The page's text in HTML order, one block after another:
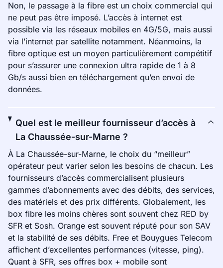
Non, le passage à la fibre est un choix commercial qui
ne peut pas être imposé. L’accès à internet est
possible via les réseaux mobiles en 4G/5G, mais aussi
via l’internet par satellite notamment. Néanmoins, la
fibre optique est un moyen particulièrement compétitif
pour s’assurer une connexion ultra rapide de 1 à 8
Gb/s aussi bien en téléchargement qu’en envoi de
données.
Quel est le meilleur fournisseur d’accès à
La Chaussée-sur-Marne ?
À La Chaussée-sur-Marne, le choix du “meilleur”
opérateur peut varier selon les besoins de chacun. Les
fournisseurs d’accès commercialisent plusieurs
gammes d’abonnements avec des débits, des services,
des matériels et des prix différents. Globalement, les
box fibre les moins chères sont souvent chez RED by
SFR et Sosh. Orange est souvent réputé pour son SAV
et la stabilité de ses débits. Free et Bouygues Telecom
affichent d’excellentes performances (vitesse, ping).
Quant à SFR, ses offres box + mobile sont